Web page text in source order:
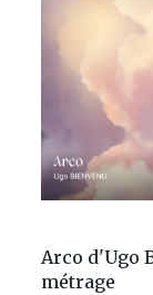
Arco d'Ugo
métrage